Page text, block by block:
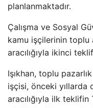
planlanmaktadır.
Çalışma ve Sosyal
kamu işçilerinin toplu
aracılığıyla ikinci
Işıkhan, toplu
işçisi, önceki yıllarda
aracılığıyla ilk